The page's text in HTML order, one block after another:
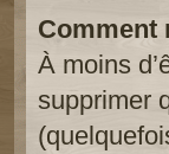
Comment
À moins
supprimer